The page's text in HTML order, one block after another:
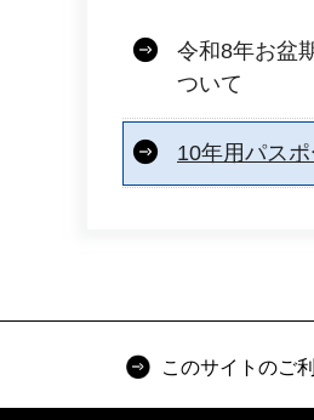
令和8年お盆
ついて
10年用パス
このサイトのご